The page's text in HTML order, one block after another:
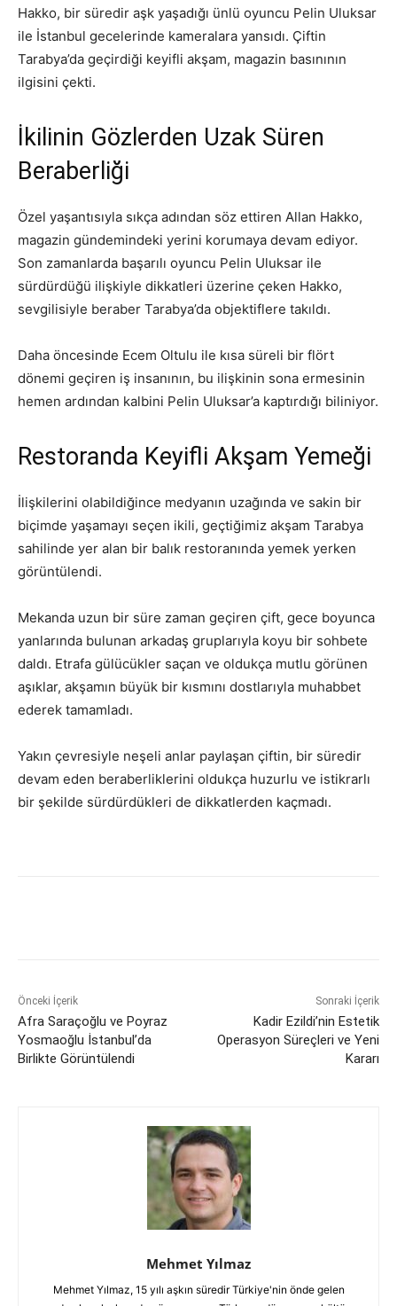
Hakko, bir süredir aşk yaşadığı ünlü oyuncu Pelin Uluksar
ile İstanbul gecelerinde kameralara yansıdı. Çiftin
Tarabya’da geçirdiği keyifli akşam, magazin basınının
ilgisini çekti.
İkilinin Gözlerden Uzak Süren
Beraberliği
Özel yaşantısıyla sıkça adından söz ettiren Allan Hakko,
magazin gündemindeki yerini korumaya devam ediyor.
Son zamanlarda başarılı oyuncu Pelin Uluksar ile
sürdürdüğü ilişkiyle dikkatleri üzerine çeken Hakko,
sevgilisiyle beraber Tarabya’da objektiflere takıldı.
Daha öncesinde Ecem Oltulu ile kısa süreli bir flört
dönemi geçiren iş insanının, bu ilişkinin sona ermesinin
hemen ardından kalbini Pelin Uluksar’a kaptırdığı biliniyor.
Restoranda Keyifli Akşam Yemeği
İlişkilerini olabildiğince medyanın uzağında ve sakin bir
biçimde yaşamayı seçen ikili, geçtiğimiz akşam Tarabya
sahilinde yer alan bir balık restoranında yemek yerken
görüntülendi.
Mekanda uzun bir süre zaman geçiren çift, gece boyunca
yanlarında bulunan arkadaş gruplarıyla koyu bir sohbete
daldı. Etrafa gülücükler saçan ve oldukça mutlu görünen
aşıklar, akşamın büyük bir kısmını dostlarıyla muhabbet
ederek tamamladı.
Yakın çevresiyle neşeli anlar paylaşan çiftin, bir süredir
devam eden beraberliklerini oldukça huzurlu ve istikrarlı
bir şekilde sürdürdükleri de dikkatlerden kaçmadı.
Önceki İçerik
Afra Saraçoğlu ve Poyraz
Yosmaoğlu İstanbul’da
Birlikte Görüntülendi
Sonraki İçerik
Kadir Ezildi’nin Estetik
Operasyon Süreçleri ve Yeni
Kararı
Mehmet Yılmaz
Mehmet Yılmaz, 15 yılı aşkın süredir Türkiye'nin önde gelen